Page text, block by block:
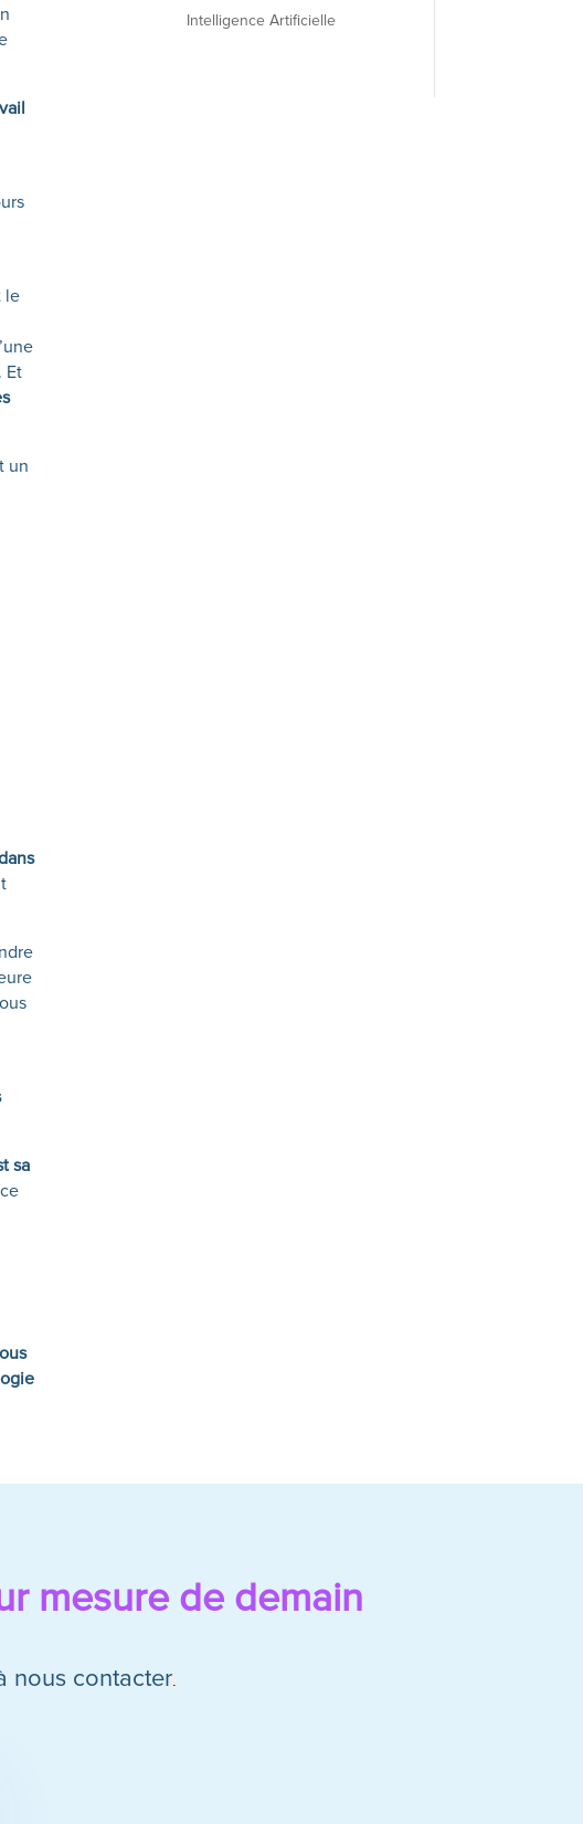
le
Et
un
sa
Intelligence Artificielle
mesure de demain
nous contacter.